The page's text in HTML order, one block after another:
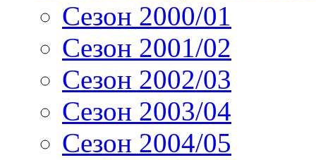
Сезон 2000/01
Сезон 2001/02
Сезон 2002/03
Сезон 2003/04
Сезон 2004/05